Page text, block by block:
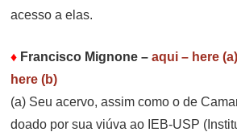
acesso a elas.
♦ Francisco Mignone –aqui – here (a)
here (b)
(a) Seu acervo, assim como o de
doado por sua viúva ao IEB-USP